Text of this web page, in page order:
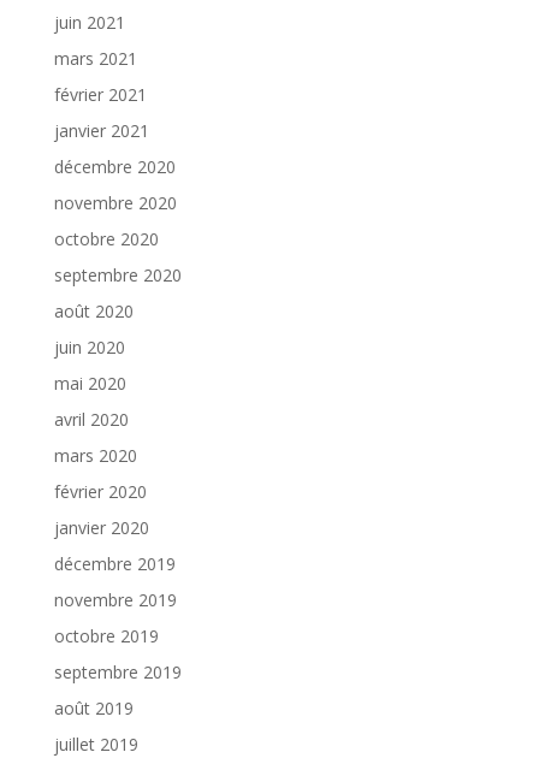
juin 2021
mars 2021
février 2021
janvier 2021
décembre 2020
novembre 2020
octobre 2020
septembre 2020
août 2020
juin 2020
mai 2020
avril 2020
mars 2020
février 2020
janvier 2020
décembre 2019
novembre 2019
octobre 2019
septembre 2019
août 2019
juillet 2019